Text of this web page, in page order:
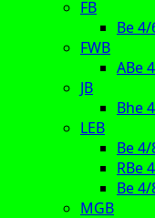
FB
Be 4/
FWB
ABe
JB
Bhe
LEB
Be 4/
RBe
Be 4/
MGB